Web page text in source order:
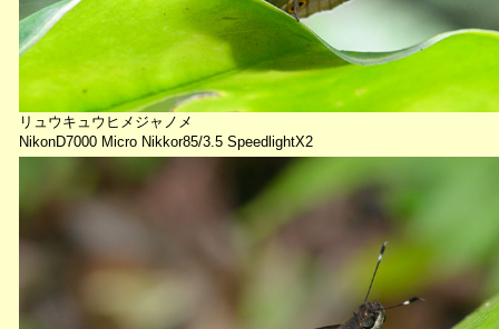
リュウキュウヒメジャノメ
NikonD7000 Micro Nikkor85/3.5 SpeedlightX2